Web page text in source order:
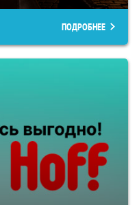
ПОДРОБНЕЕ